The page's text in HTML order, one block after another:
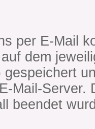
per E-Mail
dem
Mail-
beendet